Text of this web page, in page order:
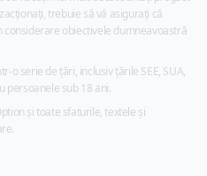
trebuie să vă asigurați că
obiectivele dumneavoastră
o serie de țări, inclusiv țările SEE, SUA,
persoanele sub 18 ani.
și toate sfaturile, textele și